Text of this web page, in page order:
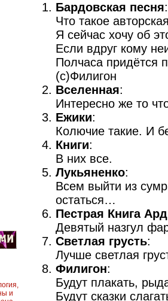
Бардовская песня:
Что такое
Я сейчас хочу об
Если вдруг кому
Полчаса придётся
(c)Филигон
Вселенная:
Интересно же то
Ежики:
Колючие такие. И
Книги:
В них все.
Лукьяненко:
Всем выйти из
остаться…
Пестрая Книга
Девятый назгул
Светлaя грусть:
Лучше светлая
Филигон:
Будут плакать,
Будут сказки